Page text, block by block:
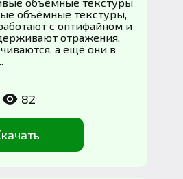
объёмные текстуры
объёмные текстуры,
с оптифайном и
отражения,
а ещё они в
82